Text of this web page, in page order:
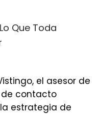
Que Toda
el asesor de
de contacto
estrategia de